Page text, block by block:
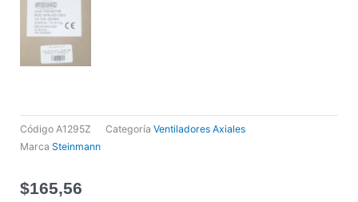
Código A1295Z Categoría Ventiladores Axiales
Marca Steinmann
$165,56